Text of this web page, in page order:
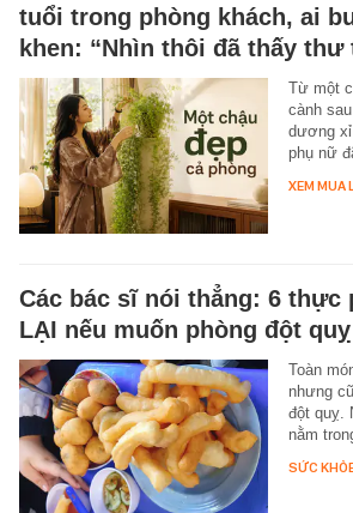
tuổi trong phòng khách, ai
khen: “Nhìn thôi đã thấy thư
Từ một
cành
dương
phụ nữ
XEM MUA
Các bác sĩ nói thẳng: 6 thực
LẠI nếu muốn phòng đột quỵ
Toàn
nhưng
đột quỵ.
nằm
SỨC